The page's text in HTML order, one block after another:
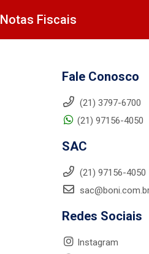
Notas Fiscais
Fale Conosco
(21) 3797-6700
(21) 97156-4050
SAC
(21) 97156-4050
Redes Sociais
Instagram